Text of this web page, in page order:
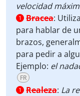
velocidad
1 Bracea:
para hablar de
brazos,
para pedir a
Ejemplo: el
FR
1 Realeza: La